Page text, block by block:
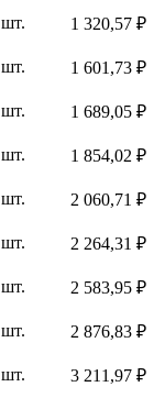
шт.
1 320,57 ₽
шт.
1 601,73 ₽
шт.
1 689,05 ₽
шт.
1 854,02 ₽
шт.
2 060,71 ₽
шт.
2 264,31 ₽
шт.
2 583,95 ₽
шт.
2 876,83 ₽
шт.
3 211,97 ₽